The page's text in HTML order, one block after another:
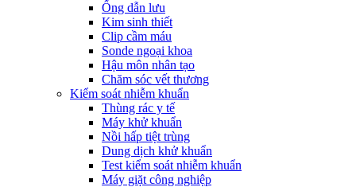
Ống dẫn lưu
Kim sinh thiết
Clip cầm máu
Sonde ngoại khoa
Hậu môn nhân tạo
Chăm sóc vết thương
Kiểm soát nhiễm khuẩn
Thùng rác y tế
Máy khử khuẩn
Nồi hấp tiệt trùng
Dung dịch khử khuẩn
Test kiểm soát nhiễm khuẩn
Máy giặt công nghiệp